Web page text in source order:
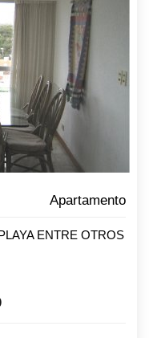
Apartamento
ENTRE OTROS